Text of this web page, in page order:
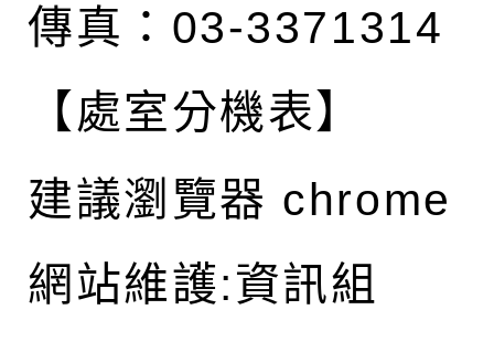
傳真：03-3371314
【處室分機表】
建議瀏覽器 chrome
網站維護:資訊組